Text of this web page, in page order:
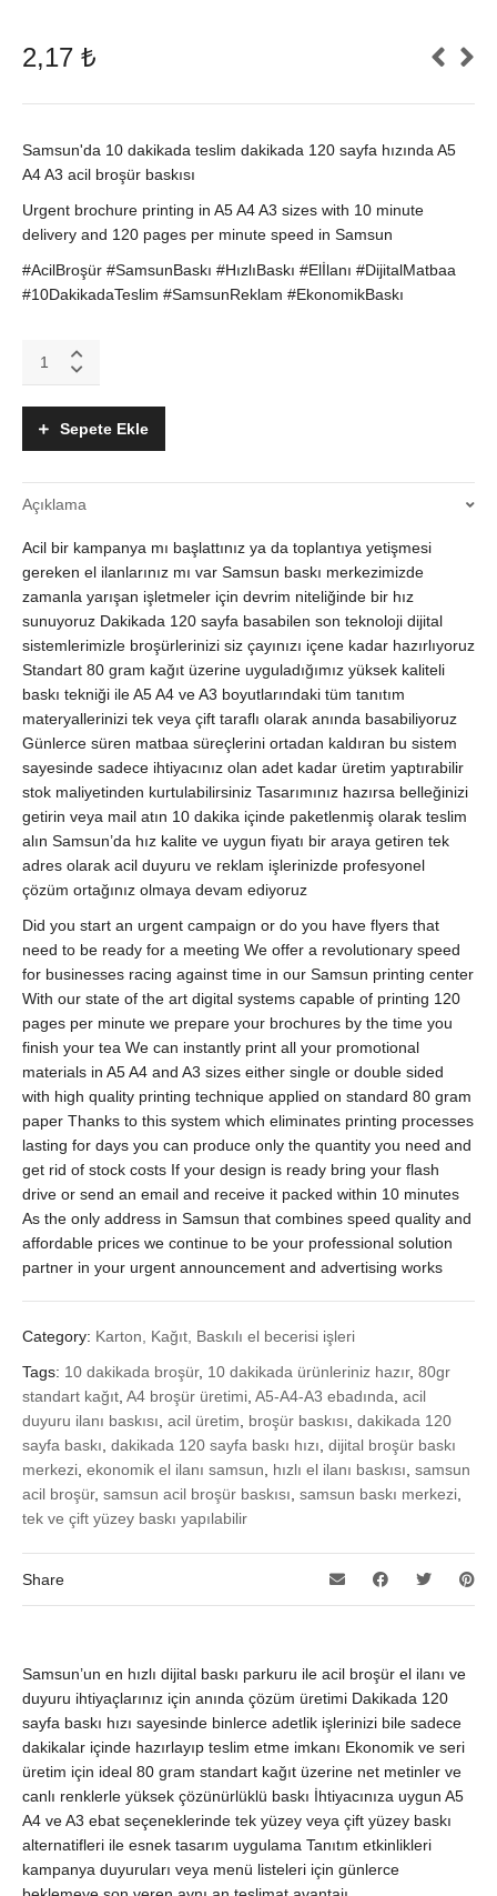
2,17 ₺
Samsun'da 10 dakikada teslim dakikada 120 sayfa hızında A5
A4 A3 acil broşür baskısı
Urgent brochure printing in A5 A4 A3 sizes with 10 minute
delivery and 120 pages per minute speed in Samsun
#AcilBroşür #SamsunBaskı #HızlıBaskı #Elİlanı #DijitalMatbaa
#10DakikadaTeslim #SamsunReklam #EkonomikBaskı
Samsun
Acil
Teslim
Yüksek
Dijital
Baskı
quantity
Sepete Ekle
Açıklama
Acil bir kampanya mı başlattınız ya da toplantıya yetişmesi
gereken el ilanlarınız mı var Samsun baskı merkezimizde
zamanla yarışan işletmeler için devrim niteliğinde bir hız
sunuyoruz Dakikada 120 sayfa basabilen son teknoloji dijital
sistemlerimizle broşürlerinizi siz çayınızı içene kadar hazırlıyoruz
Standart 80 gram kağıt üzerine uyguladığımız yüksek kaliteli
baskı tekniği ile A5 A4 ve A3 boyutlarındaki tüm tanıtım
materyallerinizi tek veya çift taraflı olarak anında basabiliyoruz
Günlerce süren matbaa süreçlerini ortadan kaldıran bu sistem
sayesinde sadece ihtiyacınız olan adet kadar üretim yaptırabilir
stok maliyetinden kurtulabilirsiniz Tasarımınız hazırsa belleğinizi
getirin veya mail atın 10 dakika içinde paketlenmiş olarak teslim
alın Samsun’da hız kalite ve uygun fiyatı bir araya getiren tek
adres olarak acil duyuru ve reklam işlerinizde profesyonel
çözüm ortağınız olmaya devam ediyoruz
Did you start an urgent campaign or do you have flyers that
need to be ready for a meeting We offer a revolutionary speed
for businesses racing against time in our Samsun printing center
With our state of the art digital systems capable of printing 120
pages per minute we prepare your brochures by the time you
finish your tea We can instantly print all your promotional
materials in A5 A4 and A3 sizes either single or double sided
with high quality printing technique applied on standard 80 gram
paper Thanks to this system which eliminates printing processes
lasting for days you can produce only the quantity you need and
get rid of stock costs If your design is ready bring your flash
drive or send an email and receive it packed within 10 minutes
As the only address in Samsun that combines speed quality and
affordable prices we continue to be your professional solution
partner in your urgent announcement and advertising works
Category: Karton, Kağıt, Baskılı el becerisi işleri
Tags: 10 dakikada broşür, 10 dakikada ürünleriniz hazır, 80gr
standart kağıt A4 broşür üretimi A5-A4-A3 ebadında acil
duyuru ilanı baskısı acil üretim broşür baskısı dakikada 120
sayfa baskı dakikada 120 sayfa baskı hızı dijital broşür baskı
merkezi ekonomik el ilanı samsun hızlı el ilanı baskısı samsun
acil broşür, samsun acil broşür baskısı samsun baskı merkezi
tek ve çift yüzey baskı yapılabilir
Share
Samsun’un en hızlı dijital baskı parkuru ile acil broşür el ilanı ve
duyuru ihtiyaçlarınız için anında çözüm üretimi Dakikada 120
sayfa baskı hızı sayesinde binlerce adetlik işlerinizi bile sadece
dakikalar içinde hazırlayıp teslim etme imkanı Ekonomik ve seri
üretim için ideal 80 gram standart kağıt üzerine net metinler ve
canlı renklerle yüksek çözünürlüklü baskı İhtiyacınıza uygun A5
A4 ve A3 ebat seçeneklerinde tek yüzey veya çift yüzey baskı
alternatifleri ile esnek tasarım uygulama Tanıtım etkinlikleri
kampanya duyuruları veya menü listeleri için günlerce